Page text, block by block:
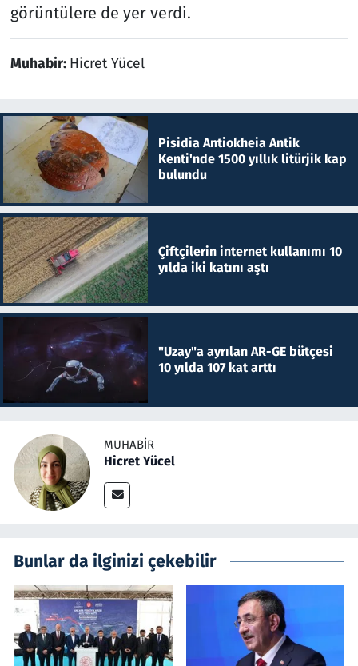
görüntülere de yer verdi.
Muhabir: Hicret Yücel
Pisidia Antiokheia Antik
Kenti'nde 1500 yıllık litürjik kap
bulundu
Çiftçilerin internet kullanımı 10
yılda iki katını aştı
"Uzay"a ayrılan AR-GE bütçesi
10 yılda 107 kat arttı
MUHABIR
Hicret Yücel
Bunlar da ilginizi çekebilir